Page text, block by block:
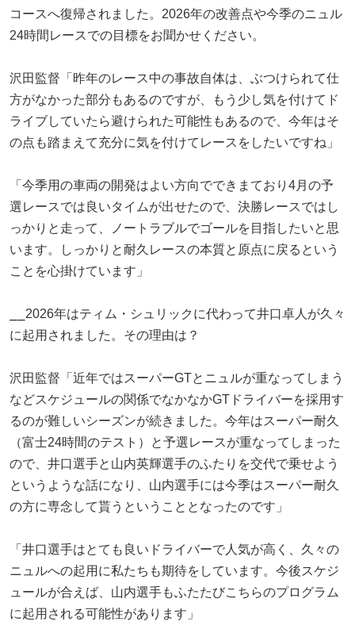
コースへ復帰されました。2026年の改善点や今季のニュル
24時間レースでの目標をお聞かせください。
沢田監督「昨年のレース中の事故自体は、ぶつけられて仕
方がなかった部分もあるのですが、もう少し気を付けてド
ライブしていたら避けられた可能性もあるので、今年はそ
の点も踏まえて充分に気を付けてレースをしたいですね」
「今季用の車両の開発はよい方向でできまており4月の予
選レースでは良いタイムが出せたので、決勝レースではし
っかりと走って、ノートラブルでゴールを目指したいと思
います。しっかりと耐久レースの本質と原点に戻るという
ことを心掛けています」
⎯⎯2026年はティム・シュリックに代わって井口卓人が久々
に起用されました。その理由は？
沢田監督「近年ではスーパーGTとニュルが重なってしまう
などスケジュールの関係でなかなかGTドライバーを採用す
るのが難しいシーズンが続きました。今年はスーパー耐久
（富士24時間のテスト）と予選レースが重なってしまった
ので、井口選手と山内英輝選手のふたりを交代で乗せよう
というような話になり、山内選手には今季はスーパー耐久
の方に専念して貰うということとなったのです」
「井口選手はとても良いドライバーで人気が高く、久々の
ニュルへの起用に私たちも期待をしています。今後スケジ
ュールが合えば、山内選手もふたたびこちらのプログラム
に起用される可能性があります」